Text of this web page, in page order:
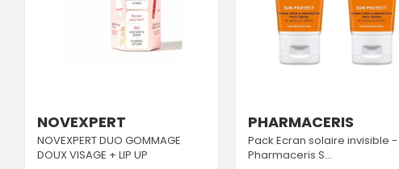
NOVEXPERT
NOVEXPERT DUO GOMMAGE
DOUX VISAGE + LIP UP
PHARMACERIS
Pack Ecran solaire invisible -
Pharmaceris S...